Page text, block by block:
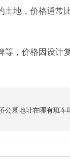
地，价格通常
，价格因设计
公墓地址在哪有班